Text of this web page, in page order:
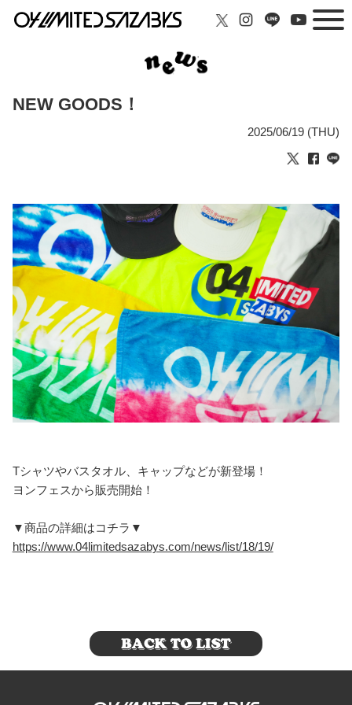
NEW GOODS！
2025/06/19 (THU)
Tシャツやバスタオル、キャップなどが新登場！
ヨンフェスから販売開始！
▼商品の詳細はコチラ▼
https://www.04limitedsazabys.com/news/list/18/19/